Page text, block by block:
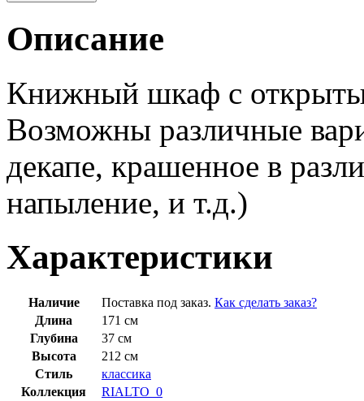
Описание
Книжный шкаф с
Возможны различные
декапе, крашенное в
напыление, и т.д.)
Характеристики
Наличие Поставка под заказ. Как сделать заказ?
Длина
171 см
Глубина
37 см
Высота
212 см
Стиль
классика
Коллекция
RIALTO_0